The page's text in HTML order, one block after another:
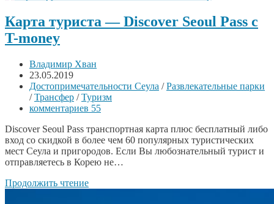
Карта туриста — Discover Seoul Pass с
T-money
Владимир Хван
23.05.2019
Достопримечательности Сеула /Развлекательные парки
/Трансфер /Туризм
комментариев 55
Discover Seoul Pass транспортная карта плюс бесплатный либо
вход со скидкой в более чем 60 популярных туристических
мест Сеула и пригородов. Если Вы любознательный турист и
отправляетесь в Корею не…
Продолжить чтение